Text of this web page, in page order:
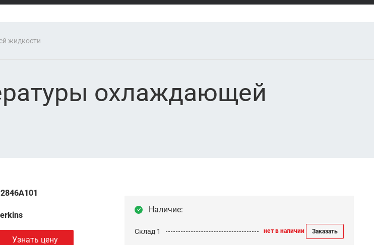
жидкости
охлаждающей
2846A101
Узнать цену
Наличие:
Склад 1 нет в наличии Заказать